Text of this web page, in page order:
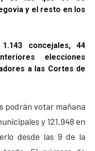
y el resto en los
concejales, 44
elecciones
a las Cortes de
podrán votar mañana
y 121.948 en
desde las 9 de la